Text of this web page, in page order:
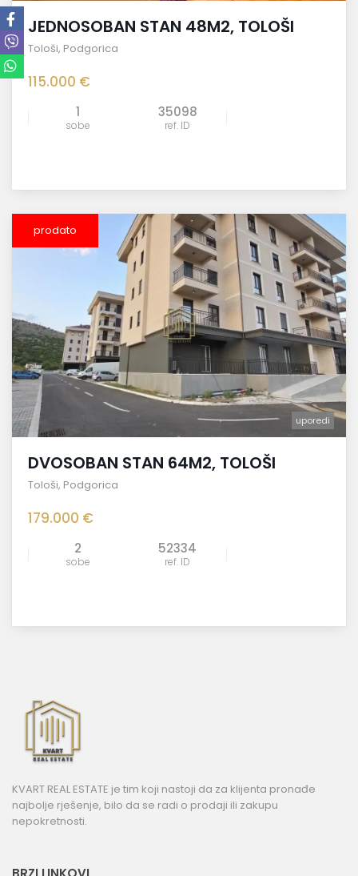
JEDNOSOBAN STAN 48M2, TOLOŠI
Tološi, Podgorica
115.000 €
1
sobe
35098
ref. ID
prodato
uporedi
DVOSOBAN STAN 64M2, TOLOŠI
Tološi, Podgorica
179.000 €
2
sobe
52334
ref. ID
KVART REAL ESTATE je tim koji nastoji da za klijenta pronađe
najbolje rješenje, bilo da se radi o prodaji ili zakupu
nepokretnosti.